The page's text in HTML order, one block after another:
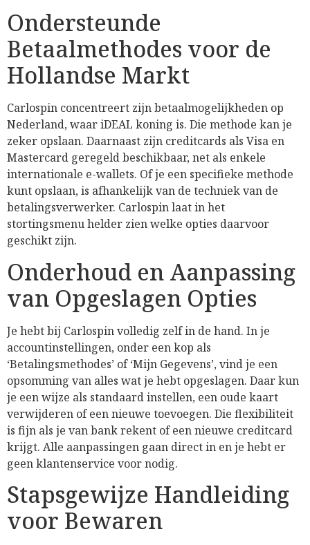
Ondersteunde
Betaalmethodes voor de
Hollandse Markt
Carlospin concentreert zijn betaalmogelijkheden op
Nederland, waar iDEAL koning is. Die methode kan je
zeker opslaan. Daarnaast zijn creditcards als Visa en
Mastercard geregeld beschikbaar, net als enkele
internationale e-wallets. Of je een specifieke methode
kunt opslaan, is afhankelijk van de techniek van de
betalingsverwerker. Carlospin laat in het
stortingsmenu helder zien welke opties daarvoor
geschikt zijn.
Onderhoud en Aanpassing
van Opgeslagen Opties
Je hebt bij Carlospin volledig zelf in de hand. In je
accountinstellingen, onder een kop als
‘Betalingsmethodes’ of ‘Mijn Gegevens’, vind je een
opsomming van alles wat je hebt opgeslagen. Daar kun
je een wijze als standaard instellen, een oude kaart
verwijderen of een nieuwe toevoegen. Die flexibiliteit
is fijn als je van bank rekent of een nieuwe creditcard
krijgt. Alle aanpassingen gaan direct in en je hebt er
geen klantenservice voor nodig.
Stapsgewijze Handleiding
voor Bewaren